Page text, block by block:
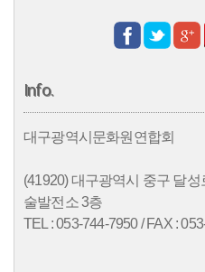
Info.
대구광역시문화원연합회
(41920) 대구광역시 중구 달성
술발전소 3층
TEL : 053-744-7950 / FAX :